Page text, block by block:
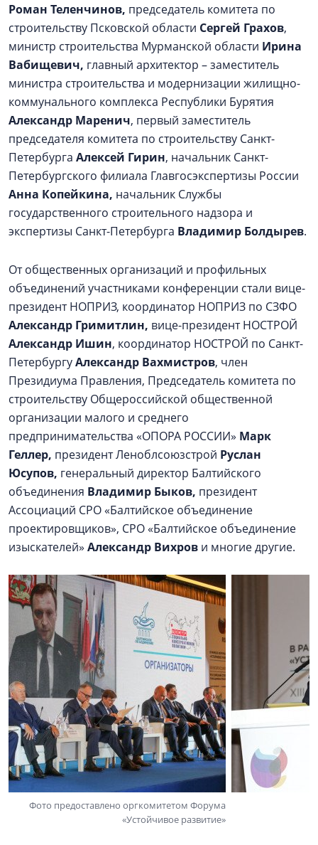
Роман Теленчинов, председатель комитета по
строительству Псковской области Сергей Грахов,
министр строительства Мурманской области Ирина
Вабищевич, главный архитектор – заместитель
министра строительства и модернизации жилищно-
коммунального комплекса Республики Бурятия
Александр Маренич, первый заместитель
председателя комитета по строительству Санкт-
Петербурга Алексей Гирин, начальник Санкт-
Петербургского филиала Главгосэкспертизы России
Анна Копейкина, начальник Службы
государственного строительного надзора и
экспертизы Санкт-Петербурга Владимир Болдырев.
От общественных организаций и профильных
объединений участниками конференции стали вице-
президент НОПРИЗ, координатор НОПРИЗ по СЗФО
Александр Гримитлин, вице-президент НОСТРОЙ
Александр Ишин, координатор НОСТРОЙ по Санкт-
ПетербургуАлександр Вахмистров, член
Президиума Правления, Председатель комитета по
строительству Общероссийской общественной
организации малого и среднего
предпринимательства «ОПОРА РОССИИ» Марк
Геллер, президент Леноблсоюзстрой Руслан
Юсупов, генеральный директор Балтийского
объединения Владимир Быков, президент
Ассоциаций СРО «Балтийское объединение
проектировщиков», СРО «Балтийское объединение
изыскателей» Александр Вихров и многие другие.
Фото предоставлено оргкомитетом Форума
«Устойчивое развитие»